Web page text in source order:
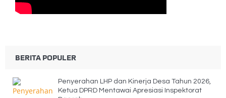
BERITA POPULER
Penyerahan LHP dan Kinerja Desa Tahun 2026,
Ketua DPRD Mentawai Apresiasi Inspektorat